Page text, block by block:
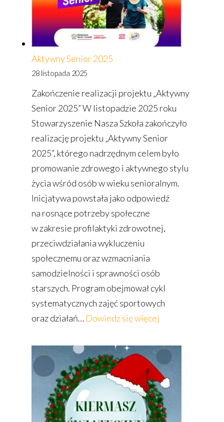
Aktywny Senior 2025
28 listopada 2025
Zakończenie realizacji projektu „Aktywny
Senior 2025” W listopadzie 2025 roku
Stowarzyszenie Nasza Szkoła zakończyło
realizację projektu „Aktywny Senior
2025”, którego nadrzędnym celem było
promowanie zdrowego i aktywnego stylu
życia wśród osób w wieku senioralnym.
Inicjatywa powstała jako odpowiedź
na rosnące potrzeby społeczne
w zakresie profilaktyki zdrowotnej,
przeciwdziałania wykluczeniu
społecznemu oraz wzmacniania
samodzielności i sprawności osób
starszych. Program obejmował cykl
systematycznych zajęć sportowych
oraz działań… Dowiedz się więcej
Senior
2025